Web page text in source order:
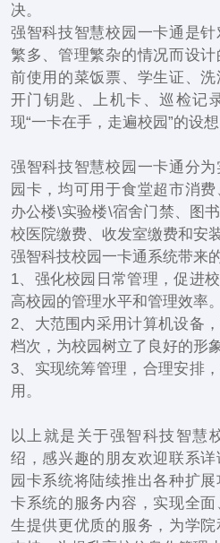
决。
强智科技智慧校园一卡通是
繁多、管理繁杂的情况而设
前使用的菜饭票、学生证、洗
开门钥匙、上机卡、巡检记
现“一卡在手，走遍校园”的设想
强智科技智慧校园一卡通分
园卡，均可用于食堂超市消费
办公楼\实验楼\宿舍门禁、图
校医院缴费、收发室缴费和安
强智科技校园一卡通系统带来
1、强化校园日常管理，促进
高校园的管理水平和管理效率。
2、大范围内采用计算机设备
档次，为校园树立了良好的形象
3、实现统筹管理，合理安排
用。
以上就是关于强智科技智慧
绍，感兴趣的朋友欢迎联系
园卡系统将陆续推出各种扩
卡系统的服务内容，实现全
生提供更优质的服务，为学